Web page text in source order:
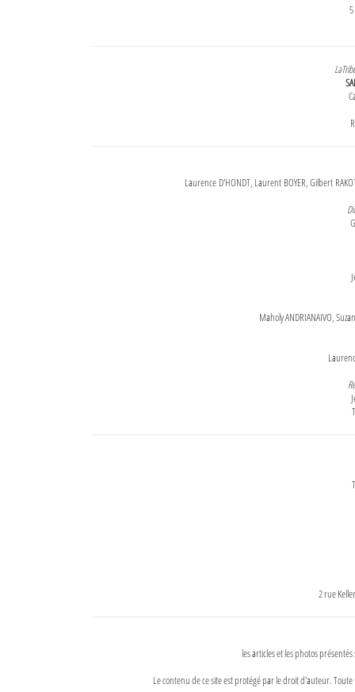
Laurence D'HONDT, Laurent BOYER, Gilbert
Maholy ANDRIANAIVO,
2 rue
les articles et les photos
Le contenu de ce site est protégé par le droit d'auteur.